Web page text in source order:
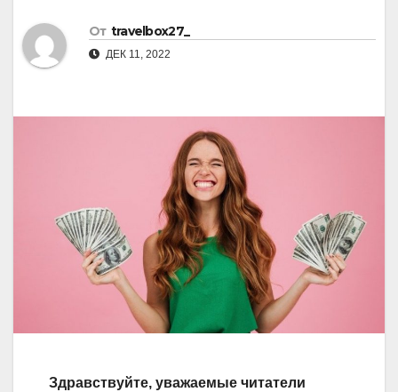
От travelbox27_
ДЕК 11, 2022
Здравствуйте, уважаемые читатели